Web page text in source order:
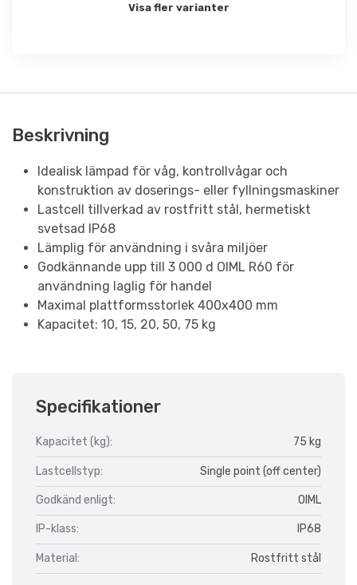
Visa fler varianter
Beskrivning
Idealisk lämpad för våg, kontrollvågar och
konstruktion av doserings- eller fyllningsmaskiner
Lastcell tillverkad av rostfritt stål, hermetiskt
svetsad IP68
Lämplig för användning i svåra miljöer
Godkännande upp till 3 000 d OIML R60 för
användning laglig för handel
Maximal plattformsstorlek 400x400 mm
Kapacitet: 10, 15, 20, 50, 75 kg
Specifikationer
Kapacitet (kg): 75 kg
Lastcellstyp: Single point (off center)
Godkänd enligt: OIML
IP-klass: IP68
Material: Rostfritt stål